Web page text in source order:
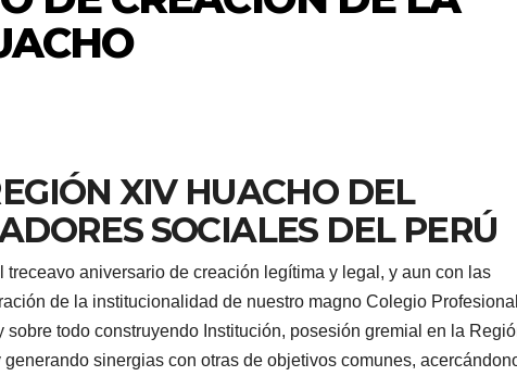
XIV HUACHO DEL
SOCIALES DEL PERÚ
aniversario de creación legítima y legal, y aun con las
de la institucionalidad de nuestro magno Colegio
todo construyendo Institución, posesión gremial en la
sinergias con otras de objetivos comunes,